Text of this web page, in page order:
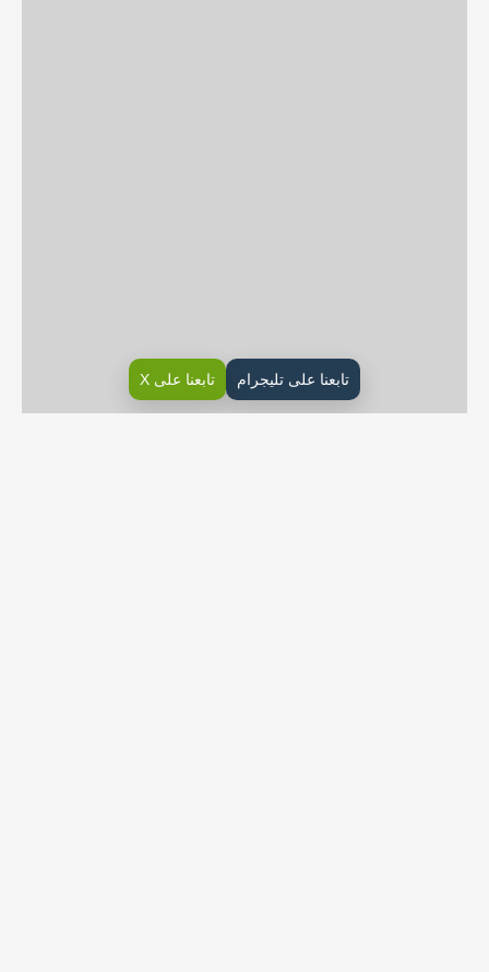
تابعنا على تليجرام تابعنا على X